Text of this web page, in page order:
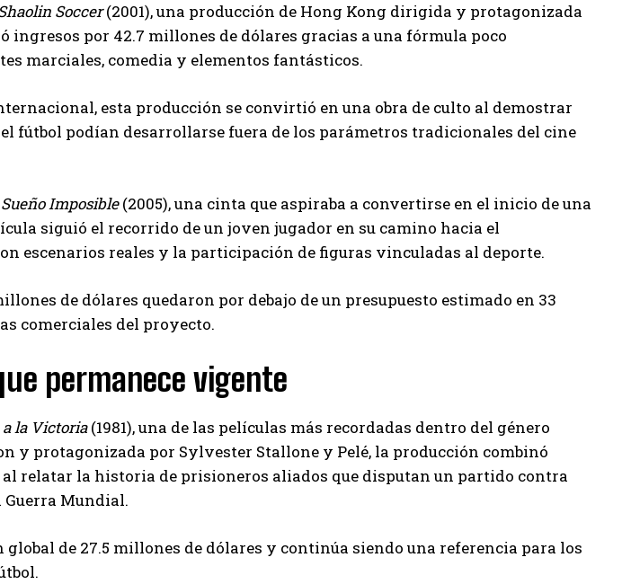
Soccer(2001), una producción de Hong Kong dirigida y protagonizada
ingresos por 42.7 millones de dólares gracias a una fórmula poco
marciales, comedia y elementos fantásticos.
esta producción se convirtió en una obra de culto al demostrar
fútbol podían desarrollarse fuera de los parámetros tradicionales del cine
Sueño Imposible(2005), una cinta que aspiraba a convertirse en el inicio de una
siguió el recorrido de un joven jugador en su camino hacia el
escenarios reales y la participación de figuras vinculadas al deporte.
de dólares quedaron por debajo de un presupuesto estimado en 33
comerciales del proyecto.
permanece vigente
a la Victoria(1981), una de las películas más recordadas dentro del género
y protagonizada por Sylvester Stallone y Pelé, la producción combinó
relatar la historia de prisioneros aliados que disputan un partido contra
Guerra Mundial.
de 27.5 millones de dólares y continúa siendo una referencia para los